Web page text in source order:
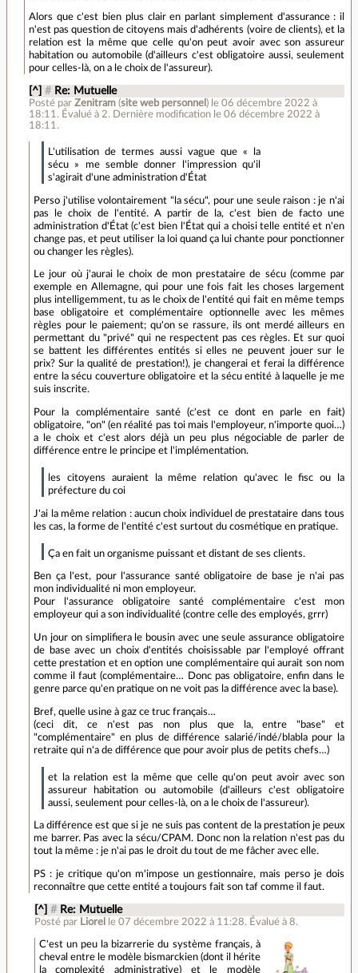
Alors que c'est bien plus clair en parlant simplement d'assurance : il
n'est pas question de citoyens mais d'adhérents (voire de clients), et la
relation est la même que celle qu'on peut avoir avec son assureur
habitation ou automobile (d'ailleurs c'est obligatoire aussi, seulement
pour celles-là, on a le choix de l'assureur).
[^] # Re: Mutuelle
Posté parZenitram (site web personnel ) le 06 décembre 2022 à
18:11 . Évalué à 2. Dernière modification le 06 décembre 2022 à
18:11.
L'utilisation de termes aussi vague que « la
sécu » me semble donner l'impression qu'il
s'agirait d'une administration d'État
Perso j'utilise volontairement "la sécu", pour une seule raison : je n'ai
pas le choix de l'entité. A partir de la, c'est bien de facto une
administration d'État (c'est bien l'État qui a choisi telle entité et n'en
change pas, et peut utiliser la loi quand ça lui chante pour ponctionner
ou changer les règles).
Le jour où j'aurai le choix de mon prestataire de sécu (comme par
exemple en Allemagne, qui pour une fois fait les choses largement
plus intelligemment, tu as le choix de l'entité qui fait en même temps
base obligatoire et complémentaire optionnelle avec les mêmes
règles pour le paiement; qu'on se rassure, ils ont merdé ailleurs en
permettant du "privé" qui ne respectent pas ces règles. Et sur quoi
se battent les différentes entités si elles ne peuvent jouer sur le
prix? Sur la qualité de prestation!), je changerai et ferai la différence
entre la sécu couverture obligatoire et la sécu entité à laquelle je me
suis inscrite.
Pour la complémentaire santé (c'est ce dont en parle en fait)
obligatoire, "on" (en réalité pas toi mais l'employeur, n'importe quoi…)
a le choix et c'est alors déjà un peu plus négociable de parler de
différence entre le principe et l'implémentation.
les citoyens auraient la même relation qu'avec le fisc ou la
préfecture du coi
J'ai la même relation : aucun choix individuel de prestataire dans tous
les cas, la forme de l'entité c'est surtout du cosmétique en pratique.
Ça en fait un organisme puissant et distant de ses clients.
Ben ça l'est, pour l'assurance santé obligatoire de base je n'ai pas
mon individualité ni mon employeur.
Pour l'assurance obligatoire santé complémentaire c'est mon
employeur qui a son individualité (contre celle des employés, grrr)
Un jour on simplifiera le bousin avec une seule assurance obligatoire
de base avec un choix d'entités choisissable par l'employé offrant
cette prestation et en option une complémentaire qui aurait son nom
comme il faut (complémentaire… Donc pas obligatoire, enfin dans le
genre parce qu'en pratique on ne voit pas la différence avec la base).
Bref, quelle usine à gaz ce truc français…
(ceci dit, ce n'est pas non plus que la, entre "base" et
"complémentaire" en plus de différence salarié/indé/blabla pour la
retraite qui n'a de différence que pour avoir plus de petits chefs…)
et la relation est la même que celle qu'on peut avoir avec son
assureur habitation ou automobile (d'ailleurs c'est obligatoire
aussi, seulement pour celles-là, on a le choix de l'assureur).
La différence est que si je ne suis pas content de la prestation je peux
me barrer. Pas avec la sécu/CPAM. Donc non la relation n'est pas du
tout la même : je n'ai pas le droit du tout de me fâcher avec elle.
PS : je critique qu'on m'impose un gestionnaire, mais perso je dois
reconnaître que cette entité a toujours fait son taf comme il faut.
[^] # Re: Mutuelle
Posté par Liorel le 07 décembre 2022 à 11:28. Évalué à 8.
C'est un peu la bizarrerie du système français, à
cheval entre le modèle bismarckien (dont il hérite
la complexité administrative) et le modèle